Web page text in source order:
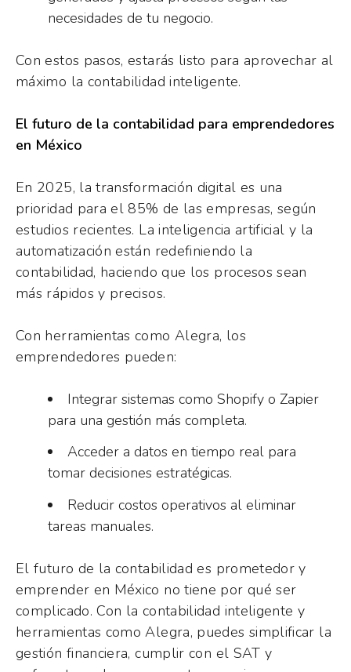
necesidades de tu negocio.
Con estos pasos, estarás listo para aprovechar al
máximo la contabilidad inteligente.
El futuro de la contabilidad para emprendedores
en México
En 2025, la transformación digital es una
prioridad para el 85% de las empresas, según
estudios recientes. La inteligencia artificial y la
automatización están redefiniendo la
contabilidad, haciendo que los procesos sean
más rápidos y precisos.
Con herramientas como Alegra, los
emprendedores pueden:
Integrar sistemas como Shopify o Zapier
para una gestión más completa.
Acceder a datos en tiempo real para
tomar decisiones estratégicas.
Reducir costos operativos al eliminar
tareas manuales.
El futuro de la contabilidad es prometedor y
emprender en México no tiene por qué ser
complicado. Con la contabilidad inteligente y
herramientas como Alegra, puedes simplificar la
gestión financiera, cumplir con el SAT y